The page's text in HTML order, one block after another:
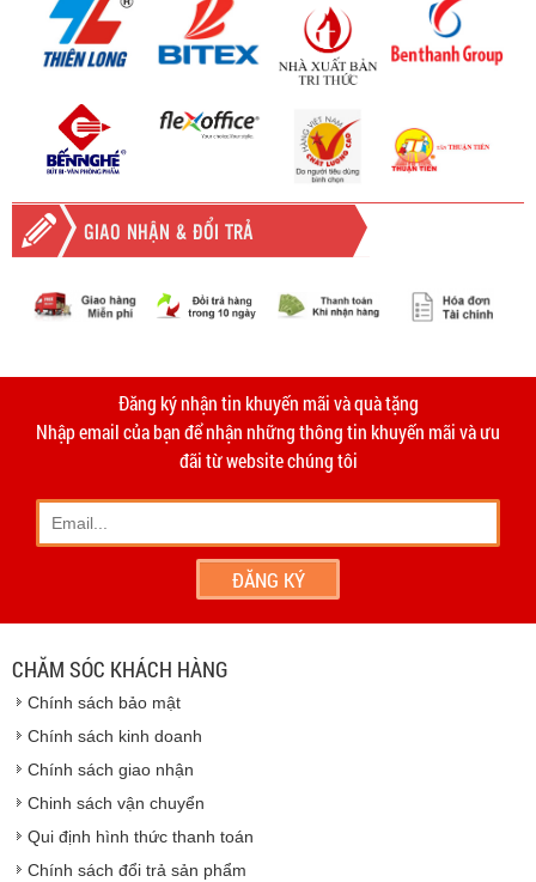
GIAO NHẬN & ĐỔI TRẢ
Dương
- Phương thức vận chuyển do hai bên thỏa thuận và thực
hiện trên tinh thần hợp tác, thiện chí.
- Khách hàng có thể đếngiao dịch trực tiếp tạicông ty
- Hoặc chúng tôi sẽcử nhân viên giao hàng
địa chỉ khách hàng cung cấp.
hạn 10 ngày
Vinhempich
CAM KẾT CHẤT LƯỢNG
Đăng ký nhận tin khuyến mãi và quà tặng
Nhập email của bạn để nhận những thông tin khuyến mãi và ưu
đãi từ website chúng tôi
CHĂM SÓC KHÁCH HÀNG
Chính sách bảo mật
Chính sách kinh doanh
Chính sách giao nhận
Chinh sách vận chuyển
Qui định hình thức thanh toán
Chính sách đổi trả sản phẩm